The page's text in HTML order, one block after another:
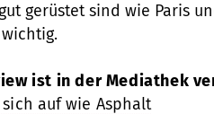
gerüstet sind wie Paris
ist in der Mediathek
auf wie Asphalt